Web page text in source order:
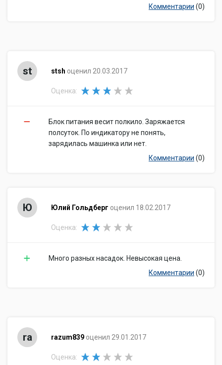
Комментарии (0)
st stsh оценил 20.03.2017
Оценка:
Блок питания весит полкило. Заряжается
полсуток. По индикатору не понять,
зарядилась машинка или нет.
Комментарии (0)
Ю Юлий Гольдберг оценил 18.02.2017
Оценка:
Много разных насадок. Невысокая цена.
Комментарии (0)
ra razum839 оценил 29.01.2017
Оценка: